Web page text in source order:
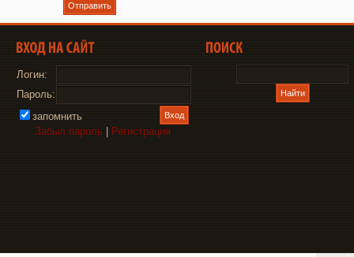
Отправить
Логин:
Пароль:
запомнить
Забыл пароль
Регистрация